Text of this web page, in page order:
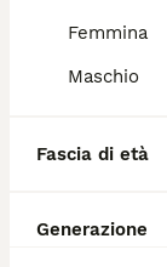
Femmina
Maschio
Fascia di età
Generazione
Lhasa